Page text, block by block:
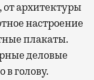
от архитектуры
настроение
плакаты.
деловые
голову.